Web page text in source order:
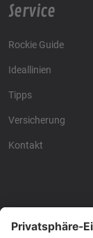
Service
Rockie Guide
Ideallinien
Tipps
Versicherung
Kontakt